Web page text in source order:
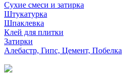
Сухие смеси и затирка
Штукатурка
Шпаклевка
Клей для плитки
Затирки
Алебастр, Гипс, Цемент, Побелка